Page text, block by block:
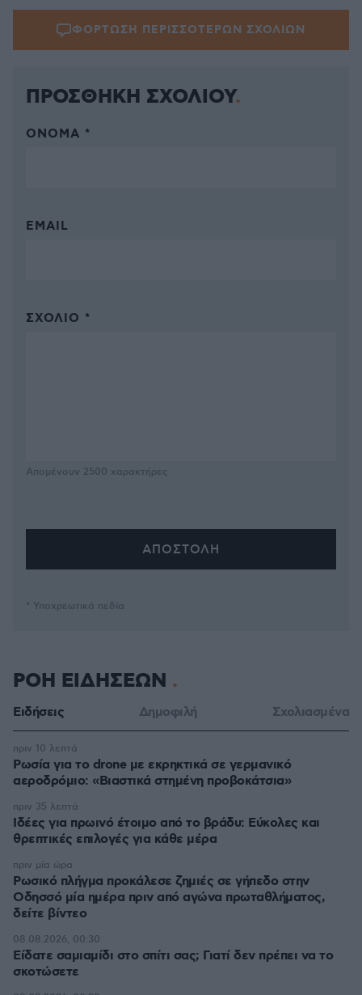
ΦΟΡΤΩΣΗ ΠΕΡΙΣΣΟΤΕΡΩΝ ΣΧΟΛΙΩΝ
ΠΡΟΣΘΗΚΗ ΣΧΟΛΙΟΥ
ΌΝΟΜΑ *
EMAIL
ΣΧΌΛΙΟ *
Απομένουν 2500 χαρακτήρες
* Υποχρεωτικά πεδία
ΡΟΗ ΕΙΔΗΣΕΩΝ
Ειδήσεις Δημοφιλή Σχολιασμένα
Ρωσία για το drone με εκρηκτικά σε γερμανικό
αεροδρόμιο: «Βιαστικά στημένη προβοκάτσια»
πριν 10 λεπτά
Ιδέες για πρωινό έτοιμο από το βράδυ: Εύκολες και
θρεπτικές επιλογές για κάθε μέρα
πριν 35 λεπτά
Ρωσικό πλήγμα προκάλεσε ζημιές σε γήπεδο στην
Οδησσό μία ημέρα πριν από αγώνα πρωταθλήματος,
δείτε βίντεο
πριν μία ώρα
Είδατε σαμιαμίδι στο σπίτι σας; Γιατί δεν πρέπει να το
σκοτώσετε
08.08.2026, 00:30